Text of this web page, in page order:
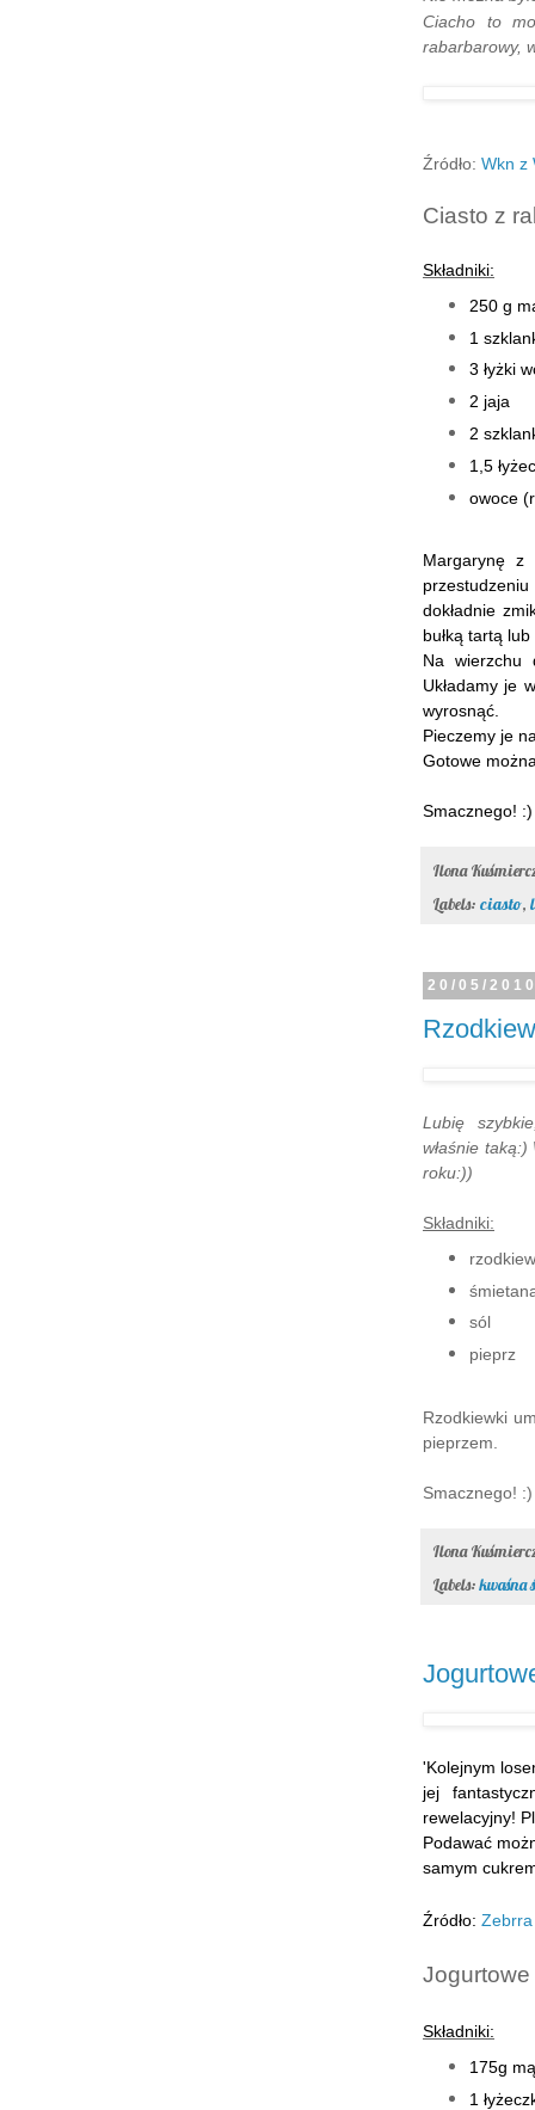
Ciacho to
rabarbarowy,
Źródło: Wkn z
Ciasto z
Składniki:
250 g
1
3 łyżki
2 jaja
2
1,5
owoce
Margarynę
dokładnie
bułką tartą
Na wierzchu
Układamy je
wyrosnąć.
Pieczemy je
Gotowe
Smacznego! :)
Ilona
Labels: ciasto,
20/05/
Lubię
właśnie
roku:))
Składniki:
sól
pieprz
Rzodkiewki
pieprzem.
Smacznego! :)
Ilona
Labels:kwaśna
'Kolejnym
jej
rewelacyjny!
Podawać
samym
Źródło: Zebrra
Składniki:
175g
1